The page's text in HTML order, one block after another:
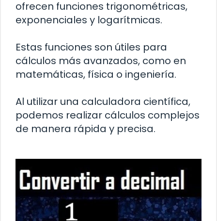
ofrecen funciones trigonométricas,
exponenciales y logarítmicas.
Estas funciones son útiles para
cálculos más avanzados, como en
matemáticas, física o ingeniería.
Al utilizar una calculadora científica,
podemos realizar cálculos complejos
de manera rápida y precisa.